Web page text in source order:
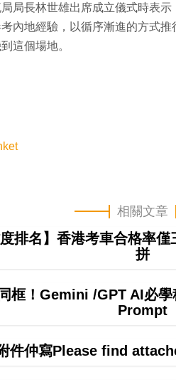
局長林世雄出席成立儀式時表
內地經驗，以循序漸進的方式
這個場地。
相關文章
度排名】香港考車合格率
拼
框！Gemini /GPT AI必
Prompt
件仲寫Please find